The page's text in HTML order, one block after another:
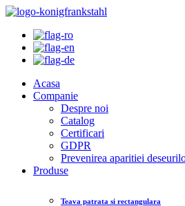
Acasa
Companie
Despre noi
Catalog
Certificari
GDPR
Prevenirea aparitiei
Produse
Teava patrata si rectangulara